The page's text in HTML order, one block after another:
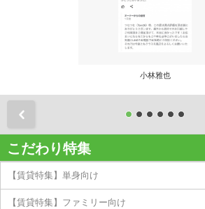
小林雅也
こだわり特集
【賃貸特集】単身向け
【賃貸特集】ファミリー向け